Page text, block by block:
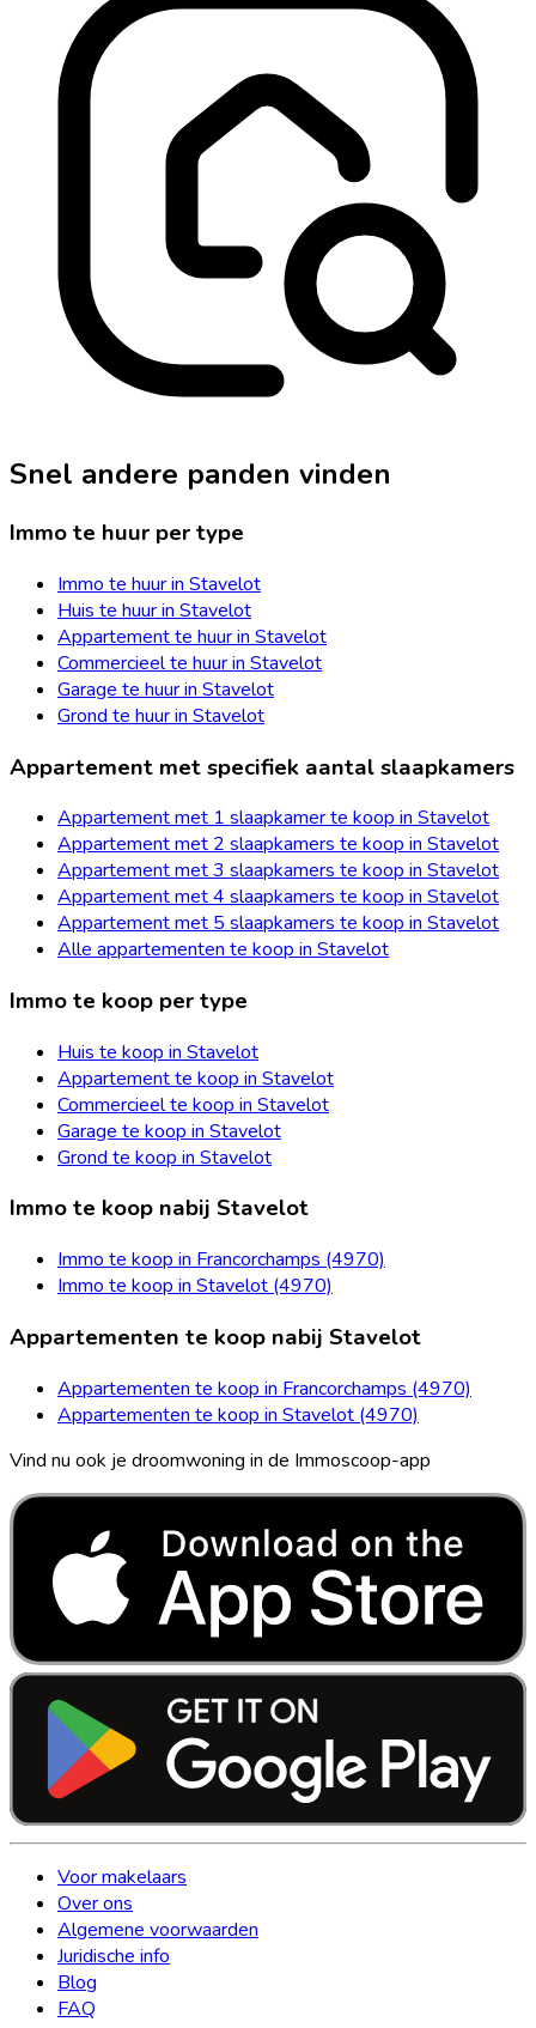
Snel andere panden vinden
Immo te huur per type
Immo te huur in Stavelot
Huis te huur in Stavelot
Appartement te huur in Stavelot
Commercieel te huur in Stavelot
Garage te huur in Stavelot
Grond te huur in Stavelot
Appartement met specifiek aantal slaapkamers
Appartement met 1 slaapkamer te koop in Stavelot
Appartement met 2 slaapkamers te koop in Stavelot
Appartement met 3 slaapkamers te koop in Stavelot
Appartement met 4 slaapkamers te koop in Stavelot
Appartement met 5 slaapkamers te koop in Stavelot
Alle appartementen te koop in Stavelot
Immo te koop per type
Huis te koop in Stavelot
Appartement te koop in Stavelot
Commercieel te koop in Stavelot
Garage te koop in Stavelot
Grond te koop in Stavelot
Immo te koop nabij Stavelot
Immo te koop in Francorchamps (4970)
Immo te koop in Stavelot (4970)
Appartementen te koop nabij Stavelot
Appartementen te koop in Francorchamps (4970)
Appartementen te koop in Stavelot (4970)
Vind nu ook je droomwoning in de Immoscoop-app
Voor makelaars
Over ons
Algemene voorwaarden
Juridische info
Blog
FAQ